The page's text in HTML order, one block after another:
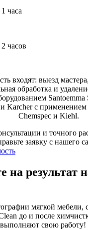
часа
часов
входят: выезд
обработка и
Santoemma
и Karcher с
Chemspec и Kiehl.
и точного
заявку с нашего
на результат
мягкой мебели,
до и после
свою работу!